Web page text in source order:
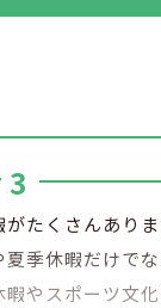
3
がたくさんあり
夏季休暇だけで
暇やスポーツ文